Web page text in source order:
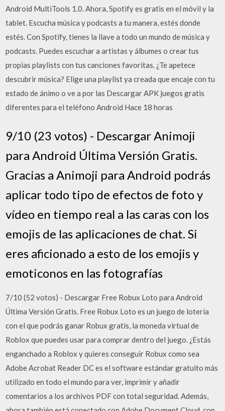
Android MultiTools 1.0. Ahora, Spotify es gratis en el móvil y la
tablet. Escucha música y podcasts a tu manera, estés donde
estés. Con Spotify, tienes la llave a todo un mundo de música y
podcasts. Puedes escuchar a artistas y álbumes o crear tus
propias playlists con tus canciones favoritas. ¿Te apetece
descubrir música? Elige una playlist ya creada que encaje con tu
estado de ánimo o ve a por las Descargar APK juegos gratis
diferentes para el teléfono Android Hace 18 horas
9/10 (23 votos) - Descargar Animoji
para Android Última Versión Gratis.
Gracias a Animoji para Android podrás
aplicar todo tipo de efectos de foto y
vídeo en tiempo real a las caras con los
emojis de las aplicaciones de chat. Si
eres aficionado a esto de los emojis y
emoticonos en las fotografías
7/10 (52 votos) - Descargar Free Robux Loto para Android
Última Versión Gratis. Free Robux Loto es un juego de lotería
con el que podrás ganar Robux gratis, la moneda virtual de
Roblox que puedes usar para comprar dentro del juego. ¿Estás
enganchado a Roblox y quieres conseguir Robux como sea
Adobe Acrobat Reader DC es el software estándar gratuito más
utilizado en todo el mundo para ver, imprimir y añadir
comentarios a los archivos PDF con total seguridad. Además,